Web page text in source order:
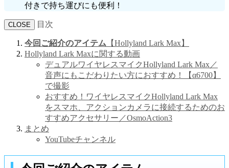
付きで持ち運びにも便利！
CLOSE 目次
今回ご紹介のアイテム 【Hollyland Lark Max】
Hollyland Lark Maxに関する動画
デュアルワイヤレスマイクHollyland Lark Max／
音声にもこだわりたい方におすすめ！【α6700】
で撮影
おすすめ！ワイヤレスマイクHollyland Lark Max
をスマホ、アクションカメラに接続するためのお
すすめアクセサリー／OsmoAction3
まとめ
YouTubeチャンネル